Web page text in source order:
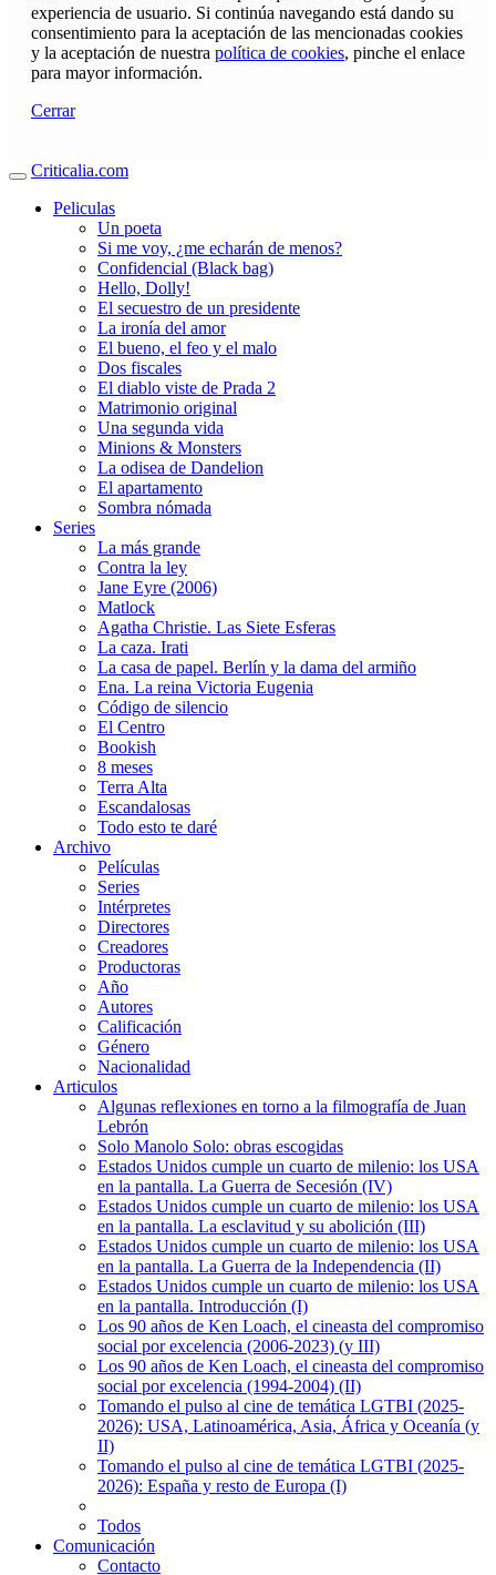
experiencia de usuario. Si continúa navegando está dando su
consentimiento para la aceptación de las mencionadas cookies
y la aceptación de nuestra política de cookies, pinche el enlace
para mayor información.
Cerrar
Criticalia.com
Peliculas
Un poeta
Si me voy, ¿me echarán de menos?
Confidencial (Black bag)
Hello, Dolly!
El secuestro de un presidente
La ironía del amor
El bueno, el feo y el malo
Dos fiscales
El diablo viste de Prada 2
Matrimonio original
Una segunda vida
Minions & Monsters
La odisea de Dandelion
El apartamento
Sombra nómada
Series
La más grande
Contra la ley
Jane Eyre (2006)
Matlock
Agatha Christie. Las Siete Esferas
La caza. Irati
La casa de papel. Berlín y la dama del armiño
Ena. La reina Victoria Eugenia
Código de silencio
El Centro
Bookish
8 meses
Terra Alta
Escandalosas
Todo esto te daré
Archivo
Películas
Series
Intérpretes
Directores
Creadores
Productoras
Año
Autores
Calificación
Género
Nacionalidad
Articulos
Algunas reflexiones en torno a la filmografía de Juan
Lebrón
Solo Manolo Solo: obras escogidas
Estados Unidos cumple un cuarto de milenio: los USA
en la pantalla. La Guerra de Secesión (IV)
Estados Unidos cumple un cuarto de milenio: los USA
en la pantalla. La esclavitud y su abolición (III)
Estados Unidos cumple un cuarto de milenio: los USA
en la pantalla. La Guerra de la Independencia (II)
Estados Unidos cumple un cuarto de milenio: los USA
en la pantalla. Introducción (I)
Los 90 años de Ken Loach, el cineasta del compromiso
social por excelencia (2006-2023) (y III)
Los 90 años de Ken Loach, el cineasta del compromiso
social por excelencia (1994-2004) (II)
Tomando el pulso al cine de temática LGTBI (2025-
2026): USA, Latinoamérica, Asia, África y Oceanía (y
II)
Tomando el pulso al cine de temática LGTBI (2025-
2026): España y resto de Europa (I)
Todos
Comunicación
Contacto